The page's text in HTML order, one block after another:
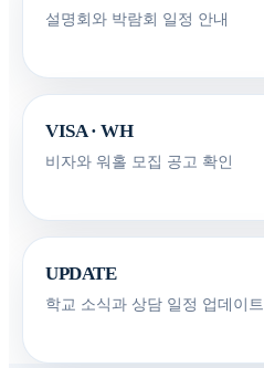
설명회와 박람회 일정 안내
VISA · WH
비자와 워홀 모집 공고 확인
UPDATE
학교 소식과 상담 일정 업데이트